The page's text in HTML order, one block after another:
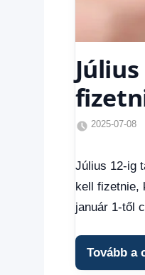
2025-07-08
Július 12-ig
kell fizetnie,
január 1-től
Tovább a